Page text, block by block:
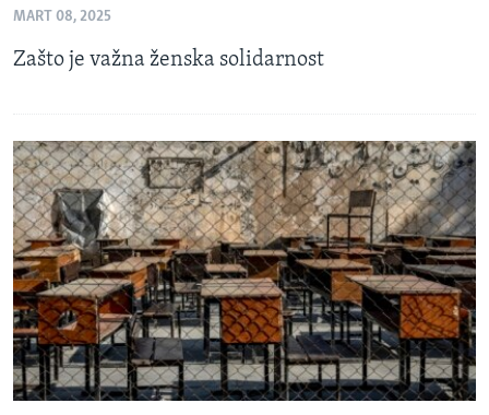
MAGAZIN
O GLASU AMERIKE
PRATITE NAS
Jezici
MART 08, 2025
Zašto je važna ženska solidarnost